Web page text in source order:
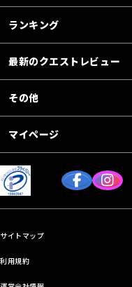
ランキング
最新のクエストレビュー
その他
マイページ
サイトマップ
利用規約